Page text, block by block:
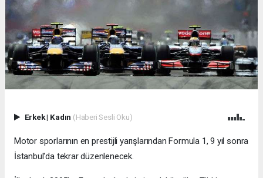
Erkek| Kadın (Haberi Sesli Oku)
Motor sporlarının en prestijli yarışlarından Formula 1, 9 yıl sonra
İstanbul'da tekrar düzenlenecek.